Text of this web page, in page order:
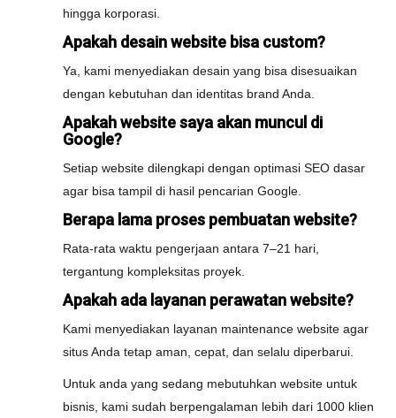
hingga korporasi.
Apakah desain website bisa custom?
Ya, kami menyediakan desain yang bisa disesuaikan
dengan kebutuhan dan identitas brand Anda.
Apakah website saya akan muncul di
Google?
Setiap website dilengkapi dengan optimasi SEO dasar
agar bisa tampil di hasil pencarian Google.
Berapa lama proses pembuatan website?
Rata-rata waktu pengerjaan antara 7–21 hari,
tergantung kompleksitas proyek.
Apakah ada layanan perawatan website?
Kami menyediakan layanan maintenance website agar
situs Anda tetap aman, cepat, dan selalu diperbarui.
Untuk anda yang sedang mebutuhkan website untuk
bisnis, kami sudah berpengalaman lebih dari 1000 klien